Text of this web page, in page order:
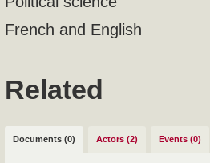
French and English
Related
Documents (0) Actors (2) Events (0)